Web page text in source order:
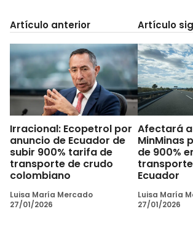
Artículo anterior
Irracional: Ecopetrol por
anuncio de Ecuador de
subir 900% tarifa de
transporte de crudo
colombiano
Luisa María Mercado
27/01/2026
Artículo
Afectará
MinMinas
de 900%
Ecuador
Luisa María
27/01/2026